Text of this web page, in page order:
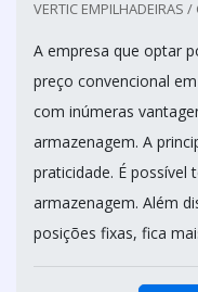
VERTIC EMPILHADEIRAS /
A empresa que optar
preço convencional
com inúmeras
armazenagem. A
praticidade. É possível
armazenagem. Além
posições fixas, fica